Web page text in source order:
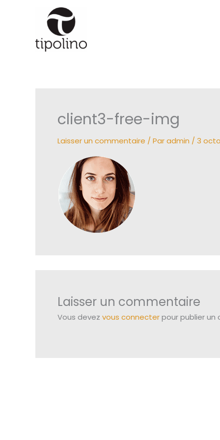
client3-free-img
Laisser un commentaire / Paradmin /3
Laisser un commentaire
Vous devez vous connecterpour publier un